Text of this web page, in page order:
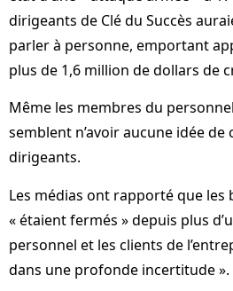
dirigeants de Clé du Succès
parler à personne, emportant
plus de 1,6 million de dollars de
Même les membres du
semblent n’avoir aucune idée de
dirigeants.
Les médias ont rapporté que les
« étaient fermés » depuis plus
personnel et les clients de
dans une profonde incertitude ».